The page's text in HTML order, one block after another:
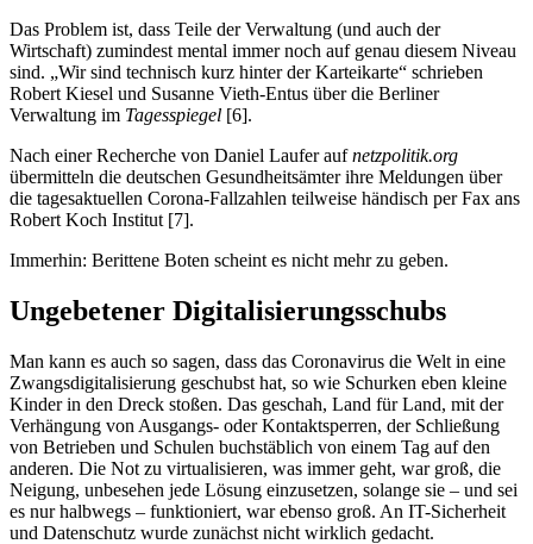
Das Problem ist, dass Teile der Verwaltung (und auch der
Wirtschaft) zumindest mental immer noch auf genau diesem Niveau
sind. „Wir sind technisch kurz hinter der Karteikarte“ schrieben
Robert Kiesel und Susanne Vieth-Entus über die Berliner
Verwaltung im Tagesspiegel [6].
Nach einer Recherche von Daniel Laufer aufnetzpolitik.org
übermitteln die deutschen Gesundheitsämter ihre Meldungen über
die tagesaktuellen Corona-Fallzahlen teilweise händisch per Fax ans
Robert Koch Institut [7].
Immerhin: Berittene Boten scheint es nicht mehr zu geben.
Ungebetener Digitalisierungsschubs
Man kann es auch so sagen, dass das Coronavirus die Welt in eine
Zwangsdigitalisierung geschubst hat, so wie Schurken eben kleine
Kinder in den Dreck stoßen. Das geschah, Land für Land, mit der
Verhängung von Ausgangs- oder Kontaktsperren, der Schließung
von Betrieben und Schulen buchstäblich von einem Tag auf den
anderen. Die Not zu virtualisieren, was immer geht, war groß, die
Neigung, unbesehen jede Lösung einzusetzen, solange sie – und sei
es nur halbwegs – funktioniert, war ebenso groß. An IT-Sicherheit
und Datenschutz wurde zunächst nicht wirklich gedacht.